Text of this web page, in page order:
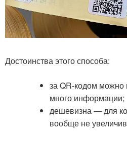
Достоинства этого способа:
за QR-кодом можно
много информации;
дешевизна — для
вообще не